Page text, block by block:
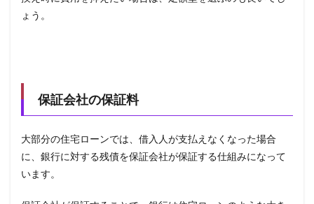
ょう。
保証会社の保証料
大部分の住宅ローンでは、借入人が支払えなくなった場合
に、銀行に対する残債を保証会社が保証する仕組みになって
います。